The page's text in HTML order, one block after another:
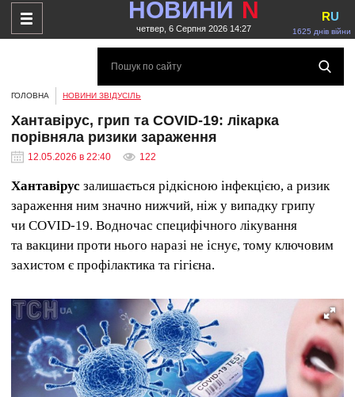
НОВИНИ N
четвер, 6 Серпня 2026 14:27 1625 днів війни
RU
ГОЛОВНА НОВИНИ ЗВІДУСІЛЬ
Хантавірус, грип та COVID-19: лікарка
порівняла ризики зараження
12.05.2026 в 22:40 122
Хантавірус залишається рідкісною інфекцією, а ризик
зараження ним значно нижчий, ніж у випадку грипу
чи COVID-19. Водночас специфічного лікування
та вакцини проти нього наразі не існує, тому ключовим
захистом є профілактика та гігієна.